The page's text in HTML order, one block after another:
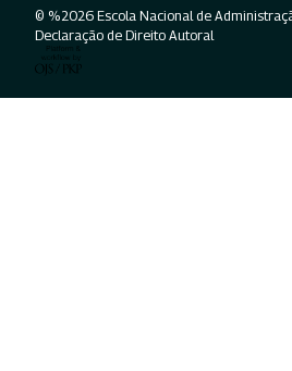
© %2026 Escola Nacional de
Declaração de Direito Autoral